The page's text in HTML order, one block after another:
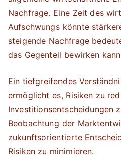
Nachfrage. Eine Zeit des
Aufschwungs könnte
steigende Nachfrage
das Gegenteil bewirken
Ein tiefgreifendes
ermöglicht es, Risiken zu
Investitionsentscheidungen
Beobachtung der
zukunftsorientierte
Risiken zu minimieren.